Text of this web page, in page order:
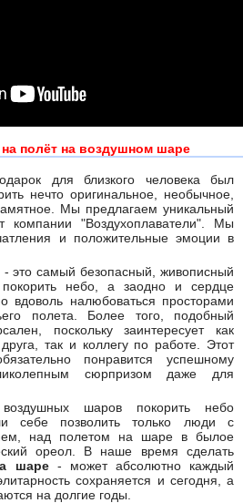
полёт на воздушном шаре
для близкого человека был
нечто оригинальное, необычное,
Мы предлагаем уникальный
компании "Воздухоплаватели". Мы
и положительные эмоции в
это самый безопасный, живописный
небо, а заодно и сердце
вдоволь налюбоваться просторами
полета. Более того, подобный
поскольку заинтересует как
так и коллегу по работе. Этот
понравится успешному
сюрпризом даже для
шаров покорить небо
себе позволить только люди с
над полетом на шаре в былое
ореол. В наше время сделать
шаре- может абсолютно каждый
сохраняется и сегодня, а
на долгие годы.